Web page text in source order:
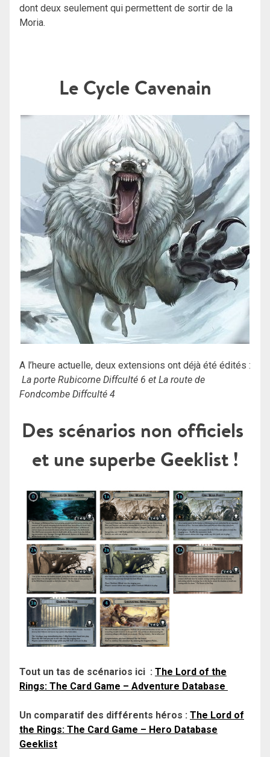
dont deux seulement qui permettent de sortir de la
Moria.
Le Cycle Cavenain
A l’heure actuelle, deux extensions ont déjà été édités :
La porte Rubicorne Diffculté 6 et La route de
Fondcombe Diffculté 4
Des scénarios non officiels
et une superbe Geeklist !
Tout un tas de scénarios ici : The Lord of the
Rings: The Card Game – Adventure Database
Un comparatif des différents héros : The Lord of
the Rings: The Card Game – Hero Database
Geeklist